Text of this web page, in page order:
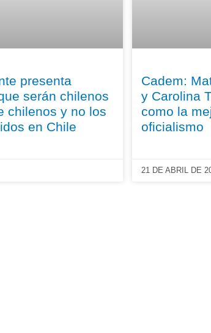
presenta
serán chilenos
chilenos y no los
en Chile
Cadem:
y Carolina
como la
oficialismo
21 DE ABRIL DE